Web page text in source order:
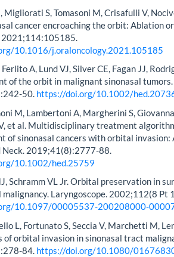
Migliorati S, Tomasoni M, Crisafulli V,
cancer encroaching the orbit: Ablation
2021;114:105185.
10.1016/j.oraloncology.2021.105185
Ferlito A, Lund VJ, Silver CE, Fagan JJ,
of the orbit in malignant sinonasal tumors.
50. https://doi.org/10.1002/
M, Lambertoni A, Margherini S,
et al. Multidisciplinary treatment
of sinonasal cancers with orbital
Neck. 2019;41(8):2777-88.
10.1002/hed.25759
Schramm VL Jr. Orbital preservation in
malignancy. Laryngoscope. 2002;112(8 Pt
10.1097/00005537-200208000-
L, Fortunato S, Seccia V, Marchetti M,
of orbital invasion in sinonasal tract
84. https://doi.org/10.1080/